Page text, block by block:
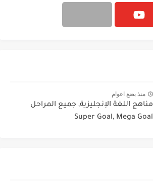
منذ بضع اعوام
مناهج اللغة الإنجليزية, جميع المراحل
Super Goal, Mega Goal